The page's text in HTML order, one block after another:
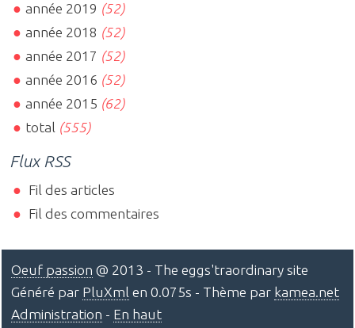
année 2019 (52)
année 2018 (52)
année 2017 (52)
année 2016 (52)
année 2015 (62)
total (555)
Flux RSS
Fil des articles
Fil des commentaires
Oeuf passion @ 2013 - The eggs'traordinary site
Généré par PluXml en 0.075s - Thème par kamea.net
Administration - En haut